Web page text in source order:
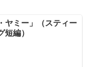
ヤミー」（スティー
短編）